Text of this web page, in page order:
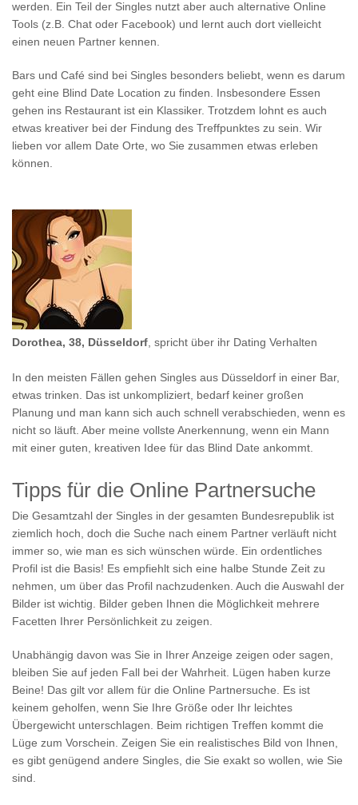
werden. Ein Teil der Singles nutzt aber auch alternative Online
Tools (z.B. Chat oder Facebook) und lernt auch dort vielleicht
einen neuen Partner kennen.
Bars und Café sind bei Singles besonders beliebt, wenn es darum
geht eine Blind Date Location zu finden. Insbesondere Essen
gehen ins Restaurant ist ein Klassiker. Trotzdem lohnt es auch
etwas kreativer bei der Findung des Treffpunktes zu sein. Wir
lieben vor allem Date Orte, wo Sie zusammen etwas erleben
können.
Dorothea, 38, Düsseldorf, spricht über ihr Dating Verhalten
In den meisten Fällen gehen Singles aus Düsseldorf in einer Bar,
etwas trinken. Das ist unkompliziert, bedarf keiner großen
Planung und man kann sich auch schnell verabschieden, wenn es
nicht so läuft. Aber meine vollste Anerkennung, wenn ein Mann
mit einer guten, kreativen Idee für das Blind Date ankommt.
Tipps für die Online Partnersuche
Die Gesamtzahl der Singles in der gesamten Bundesrepublik ist
ziemlich hoch, doch die Suche nach einem Partner verläuft nicht
immer so, wie man es sich wünschen würde. Ein ordentliches
Profil ist die Basis! Es empfiehlt sich eine halbe Stunde Zeit zu
nehmen, um über das Profil nachzudenken. Auch die Auswahl der
Bilder ist wichtig. Bilder geben Ihnen die Möglichkeit mehrere
Facetten Ihrer Persönlichkeit zu zeigen.
Unabhängig davon was Sie in Ihrer Anzeige zeigen oder sagen,
bleiben Sie auf jeden Fall bei der Wahrheit. Lügen haben kurze
Beine! Das gilt vor allem für die Online Partnersuche. Es ist
keinem geholfen, wenn Sie Ihre Größe oder Ihr leichtes
Übergewicht unterschlagen. Beim richtigen Treffen kommt die
Lüge zum Vorschein. Zeigen Sie ein realistisches Bild von Ihnen,
es gibt genügend andere Singles, die Sie exakt so wollen, wie Sie
sind.